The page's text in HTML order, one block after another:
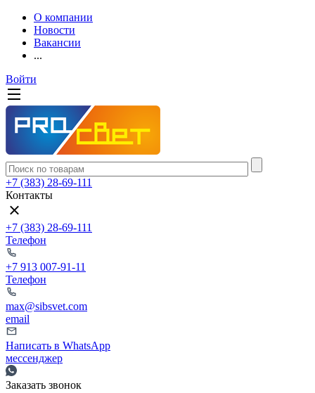
О компании
Новости
Вакансии
...
Войти
+7 (383) 28-69-111
Контакты
+7 (383) 28-69-111
Телефон
+7 913 007-91-11
Телефон
max@sibsvet.com
email
Написать в WhatsApp
мессенджер
Заказать звонок